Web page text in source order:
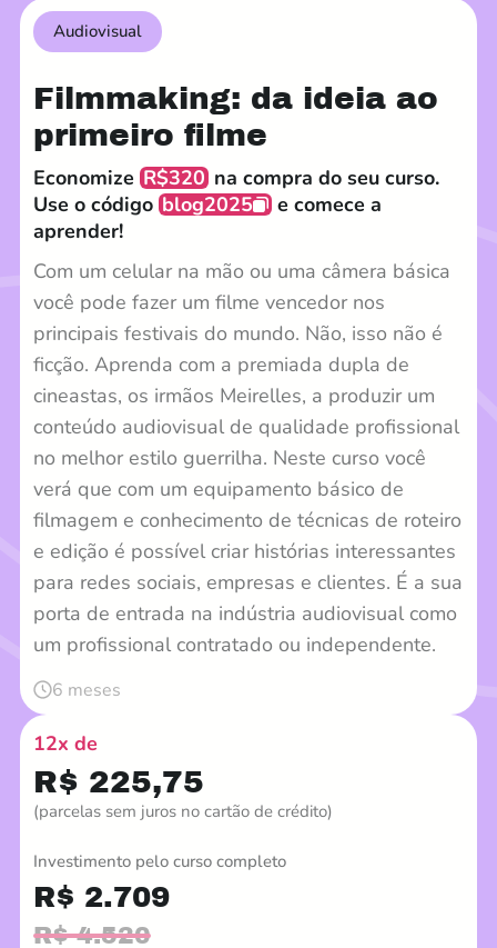
Audiovisual
Filmmaking: da ideia ao
primeiro filme
Economize R$320 na compra do seu curso.
Use o código blog2025
e comece a
aprender!
Com um celular na mão ou uma câmera básica
você pode fazer um filme vencedor nos
principais festivais do mundo. Não, isso não é
ficção. Aprenda com a premiada dupla de
cineastas, os irmãos Meirelles, a produzir um
conteúdo audiovisual de qualidade profissional
no melhor estilo guerrilha. Neste curso você
verá que com um equipamento básico de
filmagem e conhecimento de técnicas de roteiro
e edição é possível criar histórias interessantes
para redes sociais, empresas e clientes. É a sua
porta de entrada na indústria audiovisual como
um profissional contratado ou independente.
6 meses
12x de
R$ 225,75
(parcelas sem juros no cartão de crédito)
Investimento pelo curso completo
R$ 2.709
R$ 4.520